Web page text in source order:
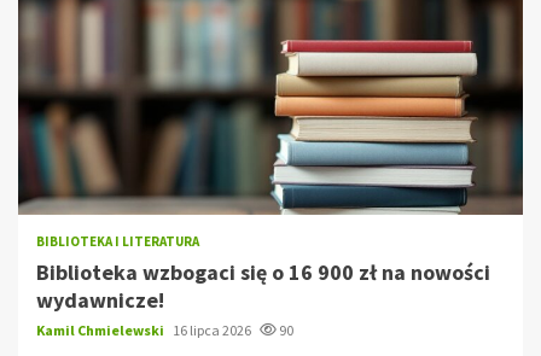
BIBLIOTEKA I LITERATURA
Biblioteka wzbogaci się o 16 900 zł na nowości
wydawnicze!
Kamil Chmielewski 16 lipca 2026 90